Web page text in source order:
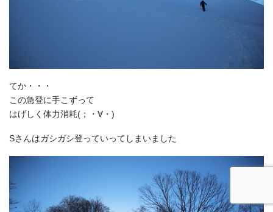
てか・・・
この急登に手こずって
はげしく体力消耗(；・∀・)
Sさんはガシガシ登っていってしまいました